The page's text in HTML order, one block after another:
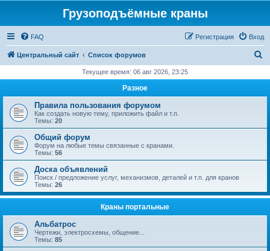
Грузоподъёмные краны
FAQ Вход
Регистрация
Центральный сайт Список форумов
с
Текущее время: 06 авг 2026, 23:25
Разное
Правила пользования форумом
Как создать новую тему, приложить файл и т.п.
Темы: 20
Общий форум
Форум на любые темы связанные с кранами.
Темы: 56
Доска объявлений
Поиск / предложение услуг, механизмов, деталей и т.п. для кранов
Темы: 26
Краны портальные
Альбатрос
Чертежи, электросхемы, общение...
Темы: 85